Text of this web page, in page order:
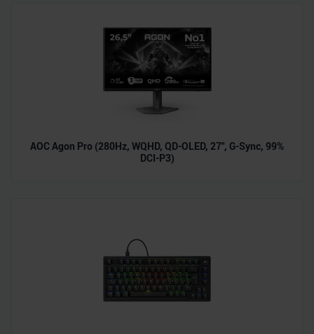
AOC Agon Pro (280Hz, WQHD, QD-OLED, 27", G-Sync, 99%
DCI-P3)